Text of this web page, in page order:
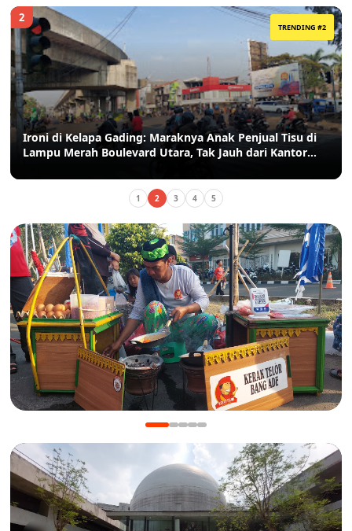
2
TRENDING #2
Ironi di Kelapa Gading: Maraknya Anak Penjual Tisu di
Lampu Merah Boulevard Utara, Tak Jauh dari Kantor
1 2 3 4 5
Manis Gurih Jakarta Festival Sukapura: Menikmati
Legenda 18 Tahun Kerak Telor Bang Ade